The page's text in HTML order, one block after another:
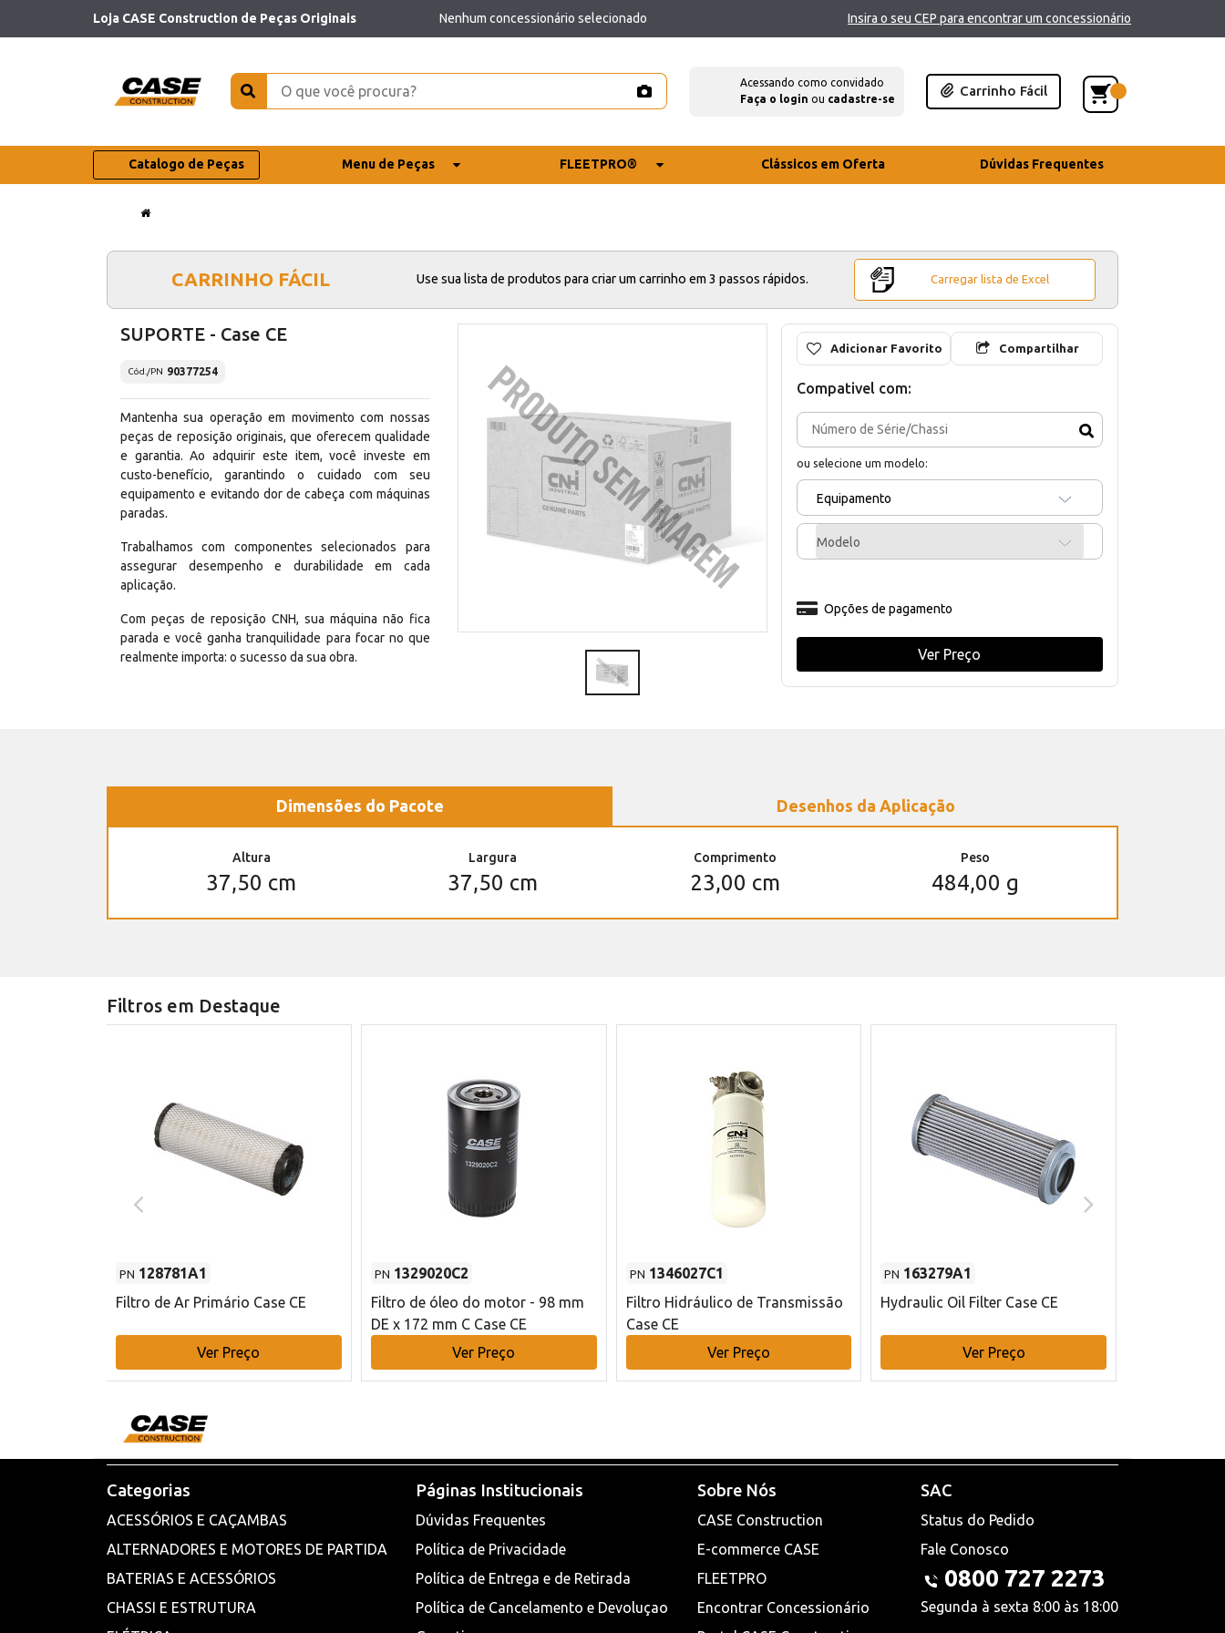
Loja CASE Construction de Peças Originais Nenhum concessionário selecionado Insira o seu CEP para encontrar um concessionário
Acessando como convidado
Faça o login ou cadastre-se
Carrinho Fácil
Catalogo de Peças Menu de Peças FLEETPRO® Clássicos em Oferta Dúvidas Frequentes
CARRINHO FÁCIL Use sua lista de produtos para criar um carrinho em 3 passos rápidos. Carregar lista de Excel
SUPORTE - Case CE
Cód./PN 90377254
Mantenha sua operação em movimento com nossas
peças de reposição originais, que oferecem qualidade
e garantia. Ao adquirir este item, você investe em
custo-benefício, garantindo o cuidado com seu
equipamento e evitando dor de cabeça com máquinas
paradas.
Trabalhamos com componentes selecionados para
assegurar desempenho e durabilidade em cada
aplicação.
Com peças de reposição CNH, sua máquina não fica
parada e você ganha tranquilidade para focar no que
realmente importa: o sucesso da sua obra.
Adicionar Favorito Compartilhar
Compativel com:
ou selecione um modelo:
Equipamento
Modelo
Opções de pagamento
Ver Preço
Dimensões do Pacote Desenhos da Aplicação
Altura
37,50 cm
Largura
37,50 cm
Comprimento
23,00 cm
Peso
484,00 g
Filtros em Destaque
PN 128781A1
Filtro de Ar Primário Case CE
Ver Preço
PN 1329020C2
Filtro de óleo do motor - 98 mm
DE x 172 mm C Case CE
Ver Preço
PN 1346027C1
Filtro Hidráulico de Transmissão
Case CE
Ver Preço
PN 163279A1
Hydraulic Oil Filter Case CE
Ver Preço
Categorias
ACESSÓRIOS E CAÇAMBAS
ALTERNADORES E MOTORES DE PARTIDA
BATERIAS E ACESSÓRIOS
CHASSI E ESTRUTURA
Páginas Institucionais
Dúvidas Frequentes
Política de Privacidade
Política de Entrega e de Retirada
Política de Cancelamento e Devoluçao
Sobre Nós
CASE Construction
E-commerce CASE
FLEETPRO
Encontrar Concessionário
SAC
Status do Pedido
Fale Conosco
0800 727 2273
Segunda à sexta 8:00 às 18:00